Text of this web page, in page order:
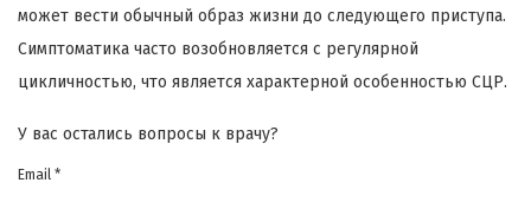
может вести обычный образ жизни до следующего приступа.
Симптоматика часто возобновляется с регулярной
цикличностью, что является характерной особенностью СЦР.
У вас остались вопросы к врачу?
Email *